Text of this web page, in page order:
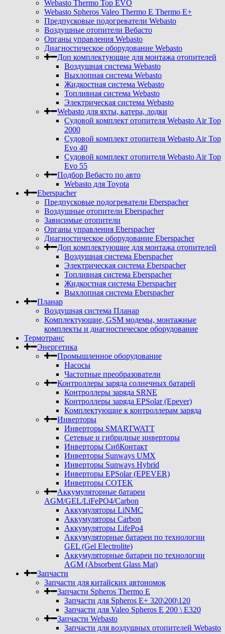
Webasto Thermo Top EVO
Webasto Spheros Valeo Thermo E Thermo E+
Предпусковые подогреватели Webasto
Воздушные отопители Вебасто
Органы управления Webasto
Диагностическое оборудование Webasto
Доп комплектующие для монтажа отопителей
Воздушная система Webasto
Выхлопная система Webasto
Жидкостная система Webasto
Топливная система Webasto
Электрическая система Webasto
Webasto для яхты, катера, лодки
Судовой комплект отопителя Webasto Air Top
2000
Судовой комплект отопителя Webasto Air Top
Evo 40
Судовой комплект отопителя Webasto Air Top
Evo 55
Подбор Вебасто по авто
Webasto для Toyota
Eberspacher
Предпусковые подогреватели Eberspacher
Воздушные отопители Eberspacher
Зависимые отопители
Органы управления Eberspacher
Диагностическое оборудование Eberspacher
Доп комплектующие для монтажа отопителей
Воздушная система Eberspacher
Электрическая система Eberspacher
Топливная система Eberspacher
Жидкостная система Eberspacher
Выхлопная система Eberspacher
Планар
Воздушная система Планар
Комплектующие, GSM модемы, монтажные
комплекты и диагностическое оборудование
Термотранс
Энергетика
Промышленное оборудование
Насосы
Частотные преобразователи
Контроллеры заряда солнечных батарей
Контроллеры заряда SRNE
Контроллеры заряда EPSolar (Epever)
Комплектующие к контроллерам заряда
Инверторы
Инверторы SMARTWATT
Сетевые и гибридные инверторы
Инверторы СибКонтакт
Инверторы Sunways UMX
Инверторы Sunways Hybrid
Инверторы EPSolar (EPEVER)
Инверторы COTEK
Аккумуляторные батареи
AGM/GEL/LiFePO4/Carbon
Аккумуляторы LiNMC
Аккумуляторы Carbon
Аккумуляторы LifePo4
Аккумуляторные батареи по технологии
GEL (Gel Electrolite)
Аккумуляторные батареи по технологии
AGM (Absorbent Glass Mat)
Запчасти
Запчасти для китайских автономок
Запчасти Spheros Thermo E
Запчасти для Spheros E+ 320\200\120
Запчасти для Valeo Spheros E 200 \ E320
Запчасти Webasto
Запчасти для воздушных отопителей Webasto